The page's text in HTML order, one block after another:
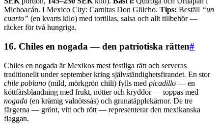
Michoacán. I Mexico City: Carnitas Don Güicho. Tips: Beställ “un
cuarto” (en kvarts kilo) med tortillas, salsa och allt tillbehör —
räcker för två hungriga.
16. Chiles en nogada — den patriotiska rätten#
Chiles en nogada är Mexikos mest festliga rätt och serveras
traditionellt under september kring självständighetsfirandet. En stor
chile poblano (mild, mörkgrön chili) fylls med picadillo — en
köttfärsblandning med frukt, nötter och kryddor — toppas med
nogada (en krämig valnötssås) och granatäpplekärnor. De tre
färgerna — grönt, vitt och rött — representerar den mexikanska
flaggan.